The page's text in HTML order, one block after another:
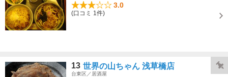
3.0
(口コミ 1件)
13 世界の山ちゃん 浅草橋店
台東区／居酒屋